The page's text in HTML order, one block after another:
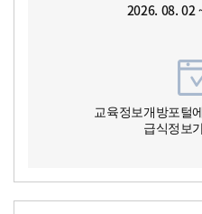
2026. 08. 02
교육정보개방포털
급식정보